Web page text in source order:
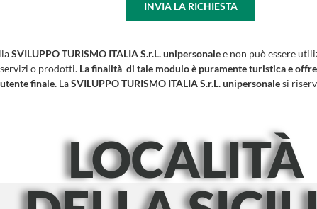
INVIA LA RICHIESTA
SVILUPPO TURISMO ITALIA S.r.L. unipersonalee non può essere
o prodotti. La finalità di tale modulo è puramente turistica e
finale. LaSVILUPPO TURISMO ITALIA S.r.L. unipersonalesi
LOCALITÀ